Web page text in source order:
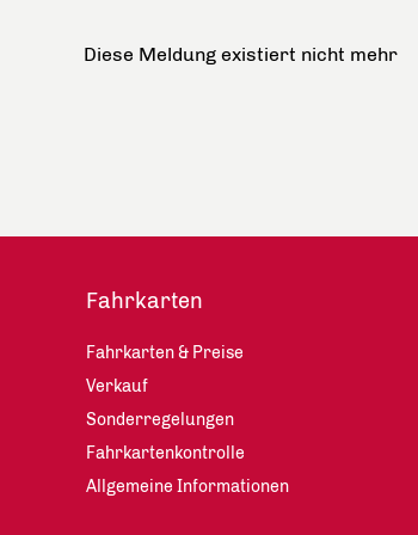
Diese Meldung existiert nicht mehr
Fahrkarten
Fahrkarten & Preise
Verkauf
Sonderregelungen
Fahrkartenkontrolle
Allgemeine Informationen